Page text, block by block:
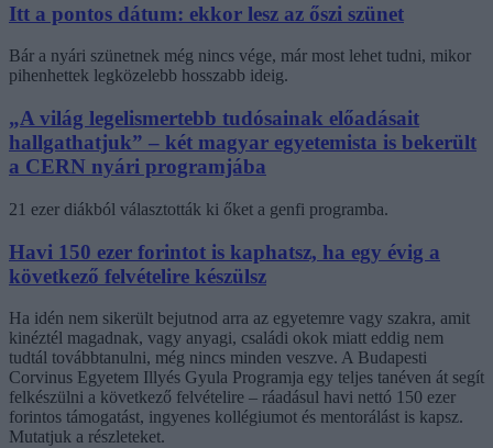
Itt a pontos dátum: ekkor lesz az őszi szünet
Bár a nyári szünetnek még nincs vége, már most lehet tudni, mikor
pihenhettek legközelebb hosszabb ideig.
„A világ legelismertebb tudósainak előadásait
hallgathatjuk” – két magyar egyetemista is bekerült
a CERN nyári programjába
21 ezer diákból választották ki őket a genfi programba.
Havi 150 ezer forintot is kaphatsz, ha egy évig a
következő felvételire készülsz
Ha idén nem sikerült bejutnod arra az egyetemre vagy szakra, amit
kinéztél magadnak, vagy anyagi, családi okok miatt eddig nem
tudtál továbbtanulni, még nincs minden veszve. A Budapesti
Corvinus Egyetem Illyés Gyula Programja egy teljes tanéven át segít
felkészülni a következő felvételire – ráadásul havi nettó 150 ezer
forintos támogatást, ingyenes kollégiumot és mentorálást is kapsz.
Mutatjuk a részleteket.